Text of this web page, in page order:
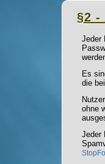
§2 -
Jeder
Es
die
ohne
Jeder